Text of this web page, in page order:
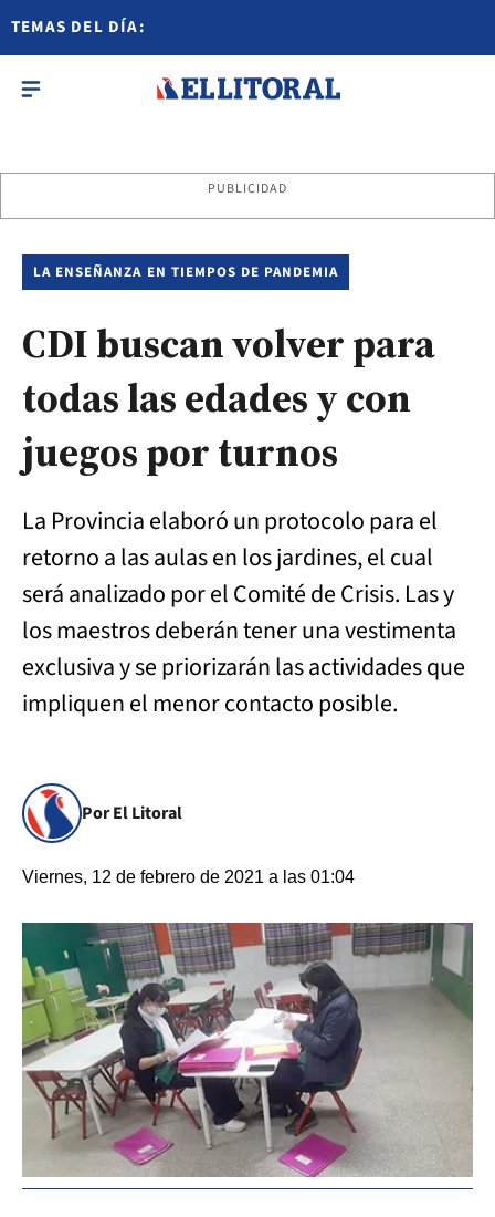
TEMAS DEL DÍA:
PUBLICIDAD
LA ENSEÑANZA EN TIEMPOS DE PANDEMIA
CDI buscan volver para
todas las edades y con
juegos por turnos
La Provincia elaboró un protocolo para el
retorno a las aulas en los jardines, el cual
será analizado por el Comité de Crisis. Las y
los maestros deberán tener una vestimenta
exclusiva y se priorizarán las actividades que
impliquen el menor contacto posible.
Por El Litoral
Viernes, 12 de febrero de 2021 a las 01:04